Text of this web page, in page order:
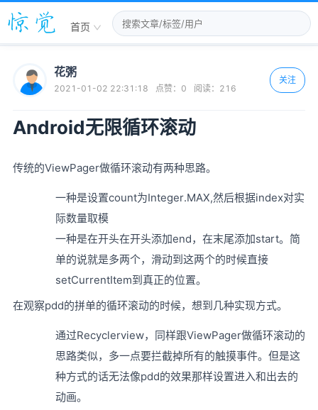
首页
花粥
2021-01-02 22:31:18 点赞： 0 阅读： 216
关注
Android无限循环滚动
传统的ViewPager做循环滚动有两种思路。
一种是设置count为Integer.MAX,然后根据index对实
际数量取模
一种是在开头在开头添加end，在末尾添加start。简
单的说就是多两个，滑动到这两个的时候直接
setCurrentItem到真正的位置。
在观察pdd的拼单的循环滚动的时候，想到几种实现方式。
通过Recyclerview，同样跟ViewPager做循环滚动的
思路类似，多一点要拦截掉所有的触摸事件。但是这
种方式的话无法像pdd的效果那样设置进入和出去的
动画。